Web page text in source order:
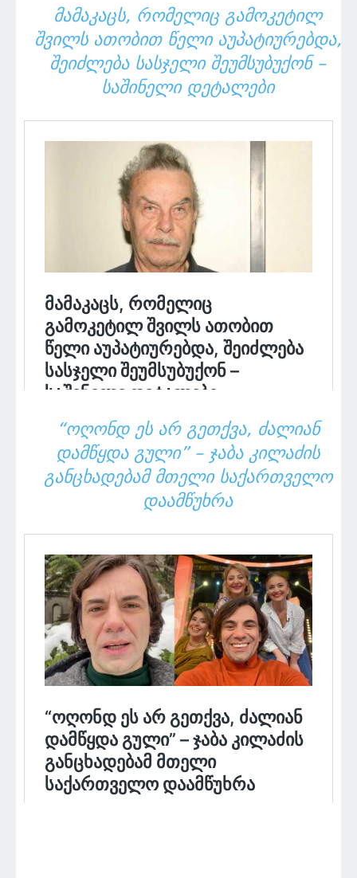
ᲛᲐᲛᲐᲙᲐᲪᲡ, ᲠᲝᲛᲔᲚᲘᲪ ᲒᲐᲛᲝᲙᲔᲢᲘᲚ
ᲨᲕᲘᲚᲡ ᲐᲗᲝᲑᲘᲗ ᲬᲔᲚᲘ ᲐᲣᲞᲐᲢᲘᲣᲠᲔᲑᲓᲐ,
ᲨᲔᲘᲫᲚᲔᲑᲐ ᲡᲐᲡᲯᲔᲚᲘ ᲨᲔᲣᲛᲡᲣᲑᲣᲥᲝᲜ –
ᲡᲐᲨᲘᲜᲔᲚᲘ ᲓᲔᲢᲐᲚᲔᲑᲘ
“ᲝᲦᲝᲜᲓ ᲔᲡ ᲐᲠ ᲒᲔᲗᲥᲕᲐ, ᲫᲐᲚᲘᲐᲜ
ᲓᲐᲛᲬᲧᲓᲐ ᲒᲣᲚᲘ” – ᲯᲐᲑᲐ ᲙᲘᲚᲐᲫᲘᲡ
ᲒᲐᲜᲪᲮᲐᲓᲔᲑᲐᲛ ᲛᲗᲔᲚᲘ ᲡᲐᲥᲐᲠᲗᲕᲔᲚᲝ
ᲓᲐᲐᲛᲬᲣᲮᲠᲐ